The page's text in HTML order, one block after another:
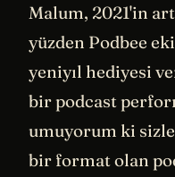
Malum, 2021'in
yüzden Podbee
yeniyıl hediyesi
bir podcast
umuyorum ki
bir format olan